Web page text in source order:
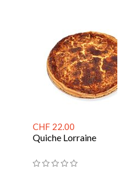
CHF 22.00
Quiche Lorraine